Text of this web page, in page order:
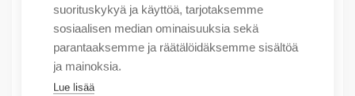
suorituskykyä ja käyttöä, tarjotaksemme
sosiaalisen median ominaisuuksia sekä
parantaaksemme ja räätälöidäksemme sisältöä
ja mainoksia.
Lue lisää
Myyntierä sis. 1 kpl
Määrä
Määrä